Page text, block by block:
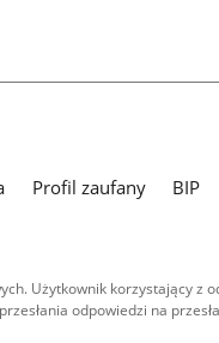
Profil zaufany BIP
Użytkownik korzystający
odpowiedzi na